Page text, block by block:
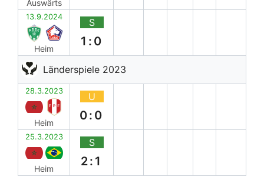
Auswärts
13.9.2024
Heim
S
1:0
Länderspiele 2023
28.3.2023
Heim
U
0:0
25.3.2023
Heim
S
2:1